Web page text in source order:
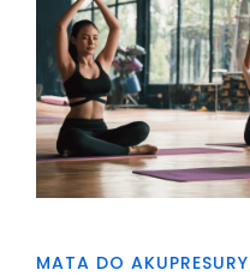
MATA DO